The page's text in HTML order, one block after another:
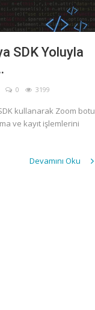
SDK Yoluyla
0 3199
kullanarak Zoom botu
ve kayıt işlemlerini
Devamını Oku